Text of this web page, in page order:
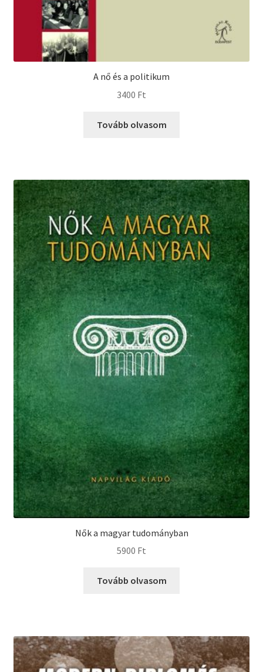
A nő és a politikum
3400 Ft
Tovább olvasom
Nők a magyar tudományban
5900 Ft
Tovább olvasom